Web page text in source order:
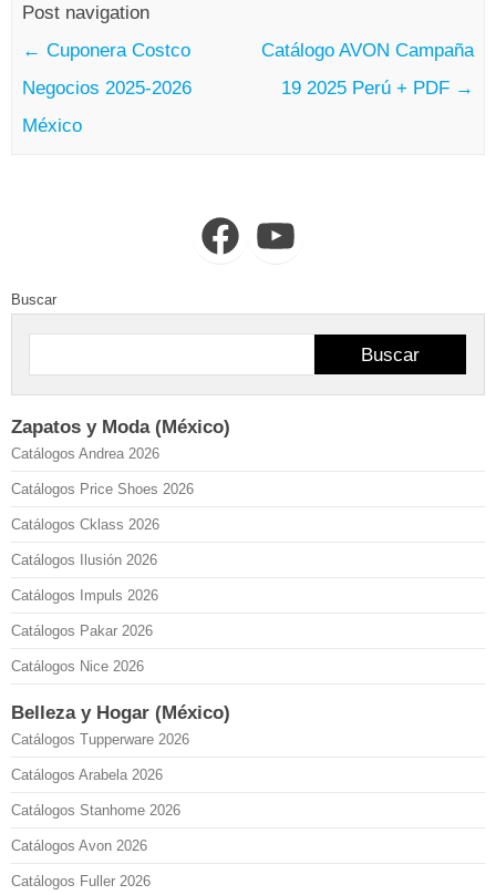
Post navigation
← Cuponera Costco
Negocios 2025-2026
México
Catálogo AVON Campaña
19 2025 Perú + PDF →
FacebookYouTube
Buscar
Buscar
Zapatos y Moda (México)
Catálogos Andrea 2026
Catálogos Price Shoes 2026
Catálogos Cklass 2026
Catálogos Ilusión 2026
Catálogos Impuls 2026
Catálogos Pakar 2026
Catálogos Nice 2026
Belleza y Hogar (México)
Catálogos Tupperware 2026
Catálogos Arabela 2026
Catálogos Stanhome 2026
Catálogos Avon 2026
Catálogos Fuller 2026